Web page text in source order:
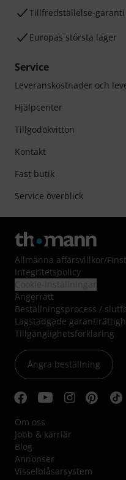
Tillfredställelse-garanti
Europas största lager
Service
Leveranskostnader och
Hjälpcenter
Tillgodokvitton
Kontakt
Fast butik
Service överblick
Allmänna affärsvillkor/
Integritetspolicy
Ångerrätt
Beställningsprocess /
Lagstadgade
Tillgänglighetsförklaring
Ångra beställning
Om oss
Jobb & karriär
Blog
Annonser
Visselblåsarsystem